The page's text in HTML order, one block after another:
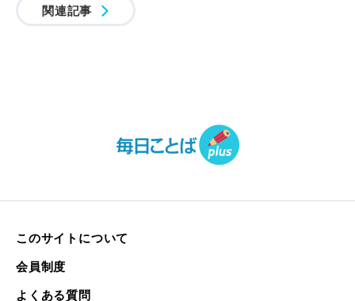
関連記事
このサイトについて
会員制度
よくある質問